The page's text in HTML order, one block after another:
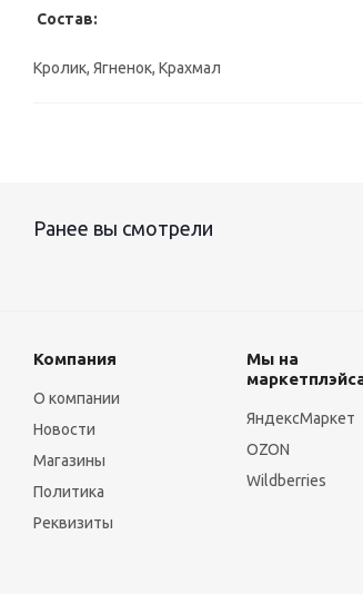
Состав:
Кролик, Ягненок, Крахмал
Ранее вы смотрели
Компания
О компании
Новости
Магазины
Политика
Реквизиты
Мы на
ЯндексМаркет
OZON
Wildberries